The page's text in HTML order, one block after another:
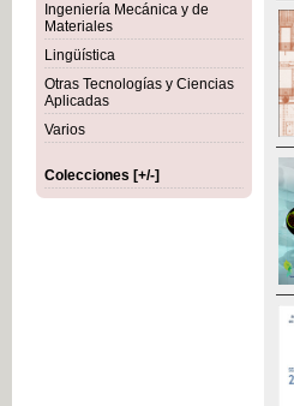
Ingeniería Mecánica y de
Materiales
Lingüística
Otras Tecnologías y Ciencias
Aplicadas
Varios
Colecciones [+/-]